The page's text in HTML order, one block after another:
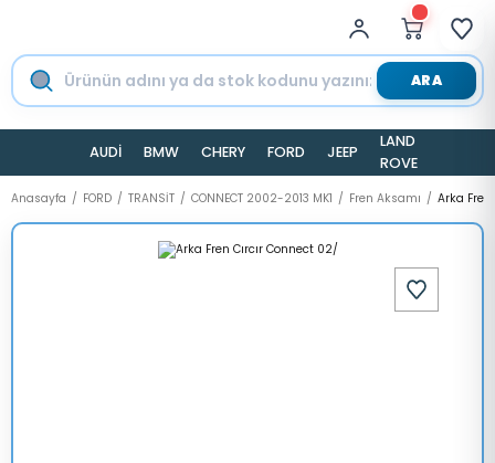
ARA
AUDİ BMW CHERY FORD JEEP
LAND
ROVER
Anasayfa FORD TRANSİT CONNECT 2002-2013 MK1 Fren Aksamı Arka Fren